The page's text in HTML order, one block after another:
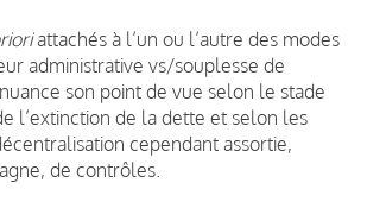
attachés à l’un ou l’autre des modes
administrative vs/souplesse de
son point de vue selon le stade
l’extinction de la dette et selon les
cependant assortie,
de contrôles.